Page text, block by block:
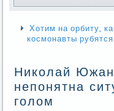
Хотим на орбиту,
космонавты
Николай
непонятна
голом